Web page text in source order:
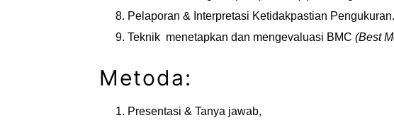
Pelaporan & Interpretasi Ketidakpastian Pengukuran.
Teknik menetapkan dan mengevaluasi BMC (Best
Metoda:
Presentasi & Tanya jawab,